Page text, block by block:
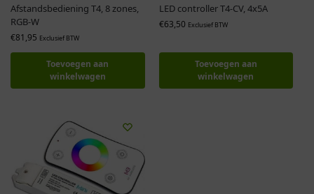
Afstandsbediening T4, 8 zones,
RGB-W
€81,95 Exclusief BTW
Toevoegen aan
winkelwagen
LED controller T4-CV, 4x5A
€63,50 Exclusief BTW
Toevoegen aan
winkelwagen